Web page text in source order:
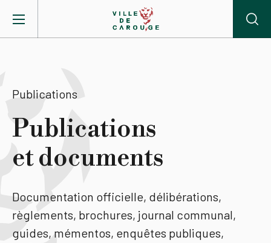
Mairie
Vie pratique
Actualités
Agenda
Publications
Publications
et documents
Documentation officielle, délibérations,
règlements, brochures, journal communal,
guides, mémentos, enquêtes publiques,